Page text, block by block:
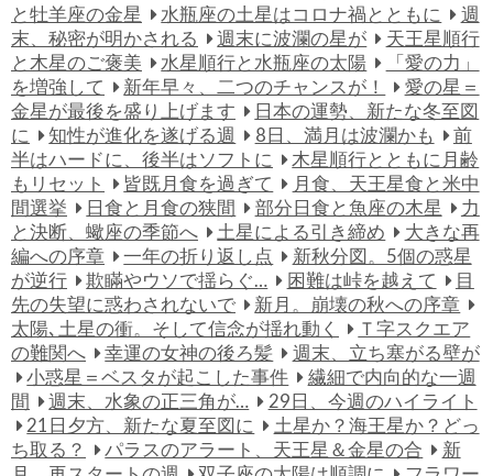
と牡羊座の金星
水瓶座の土星はコロナ禍とともに
週
末、秘密が明かされる
週末に波瀾の星が
天王星順行
と木星のご褒美
水星順行と水瓶座の太陽
「愛の力」
を増強して
新年早々、二つのチャンスが！
愛の星＝
金星が最後を盛り上げます
日本の運勢、新たな冬至図
に
知性が進化を遂げる週 8日、満月は波瀾かも
前
半はハードに、後半はソフトに
木星順行とともに月齢
もリセット
皆既月食を過ぎて
月食、天王星食と米中
間選挙
日食と月食の狭間 部分日食と魚座の木星
力
と決断、蠍座の季節へ
土星による引き締め
大きな再
編への序章
一年の折り返し点
新秋分図。5個の惑星
が逆行
欺瞞やウソで揺らぐ… 困難は峠を越えて
目
先の失望に惑わされないで
新月。崩壊の秋への序章
太陽､土星の衝。そして信念が揺れ動く
Ｔ字スクエア
の難関へ
幸運の女神の後ろ髪
週末、立ち塞がる壁が
小惑星＝ベスタが起こした事件
繊細で内向的な一週
間
週末、水象の正三角が…
29日、今週のハイライト
21日夕方、新たな夏至図に
土星か？海王星か？どっ
ち取る？
パラスのアラート、天王星＆金星の合
新